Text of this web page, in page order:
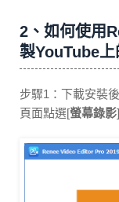
2、如何使用
製YouTube上
步驟1：下載安裝
頁面點選[螢幕錄影